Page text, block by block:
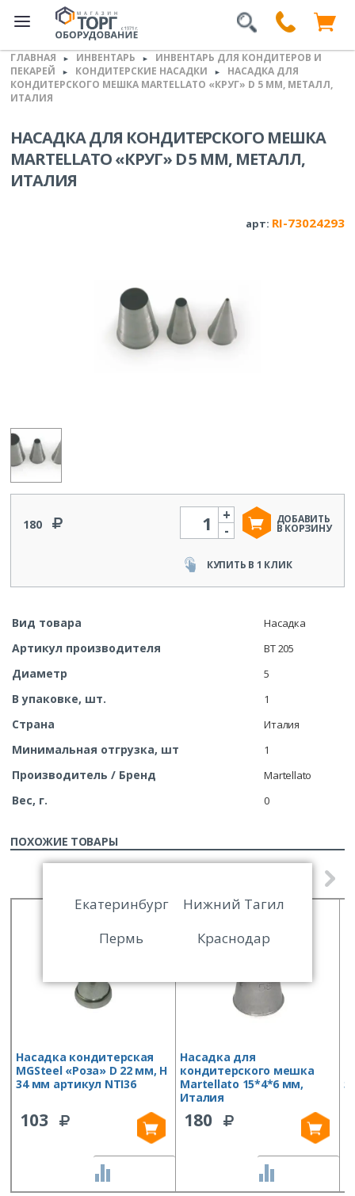
ГЛАВНАЯ ► ИНВЕНТАРЬ ►
ИНВЕНТАРЬ ДЛЯ КОНДИТЕРОВ И
ПЕКАРЕЙ
► КОНДИТЕРСКИЕ НАСАДКИ ►
НАСАДКА ДЛЯ
КОНДИТЕРСКОГО МЕШКА MARTELLATO «КРУГ» D 5 ММ, МЕТАЛЛ,
ИТАЛИЯ
НАСАДКА ДЛЯ КОНДИТЕРСКОГО МЕШКА
MARTELLATO «КРУГ» D 5 ММ, МЕТАЛЛ,
ИТАЛИЯ
арт: RI-73024293
180
Количество
-
+ ДОБАВИТЬ
В КОРЗИНУ
КУПИТЬ В 1 КЛИК
Вид товара Насадка
Артикул производителя BT 205
Диаметр 5
В упаковке, шт. 1
Страна Италия
Минимальная отгрузка, шт 1
Производитель / Бренд Martellato
Вес, г. 0
ПОХОЖИЕ ТОВАРЫ
Насадка кондитерская
MGSteel «Роза» D 22 мм, H
34 мм артикул NTI36
103
Насадка для
кондитерского мешка
Martellato 15*4*6 мм,
Италия
180
Екатеринбург
Нижний Тагил
Пермь
Краснодар